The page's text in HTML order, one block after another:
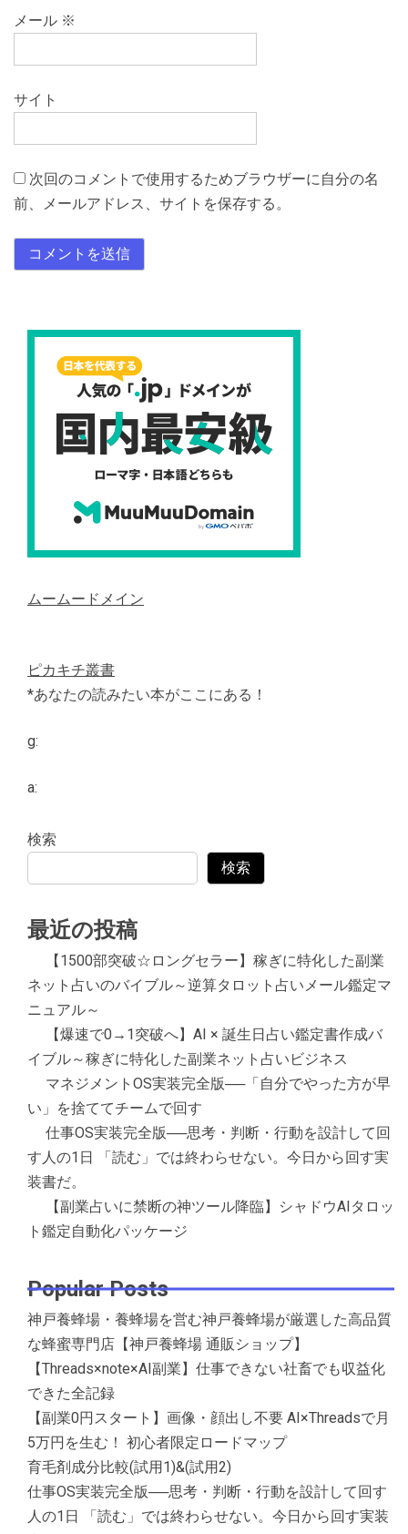
メール ※
サイト
次回のコメントで使用するためブラウザーに自分の名
前、メールアドレス、サイトを保存する。
ムームードメイン
ピカキチ叢書
*あなたの読みたい本がここにある！
g:
a:
検索
検索
最近の投稿
【1500部突破☆ロングセラー】稼ぎに特化した副業
ネット占いのバイブル～逆算タロット占いメール鑑定マ
ニュアル～
【爆速で0→1突破へ】AI × 誕生日占い鑑定書作成バ
イブル～稼ぎに特化した副業ネット占いビジネス
マネジメントOS実装完全版──「自分でやった方が早
い」を捨ててチームで回す
仕事OS実装完全版──思考・判断・行動を設計して回
す人の1日 「読む」では終わらせない。今日から回す実
装書だ。
【副業占いに禁断の神ツール降臨】シャドウAIタロッ
ト鑑定自動化パッケージ
Popular Posts
神戸養蜂場・養蜂場を営む神戸養蜂場が厳選した高品質
な蜂蜜専門店【神戸養蜂場 通販ショップ】
【Threads×note×AI副業】仕事できない社畜でも収益化
できた全記録
【副業0円スタート】画像・顔出し不要 AI×Threadsで月
5万円を生む！ 初心者限定ロードマップ
育毛剤成分比較(試用1)&(試用2)
仕事OS実装完全版──思考・判断・行動を設計して回す
人の1日 「読む」では終わらせない。今日から回す実装